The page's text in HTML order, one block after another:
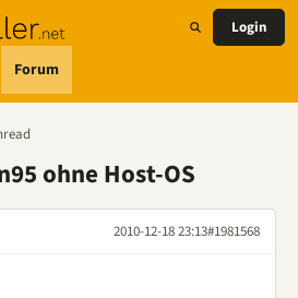
Forum
Login
ohne Host-OS
2010-12-18 23:13#1981568